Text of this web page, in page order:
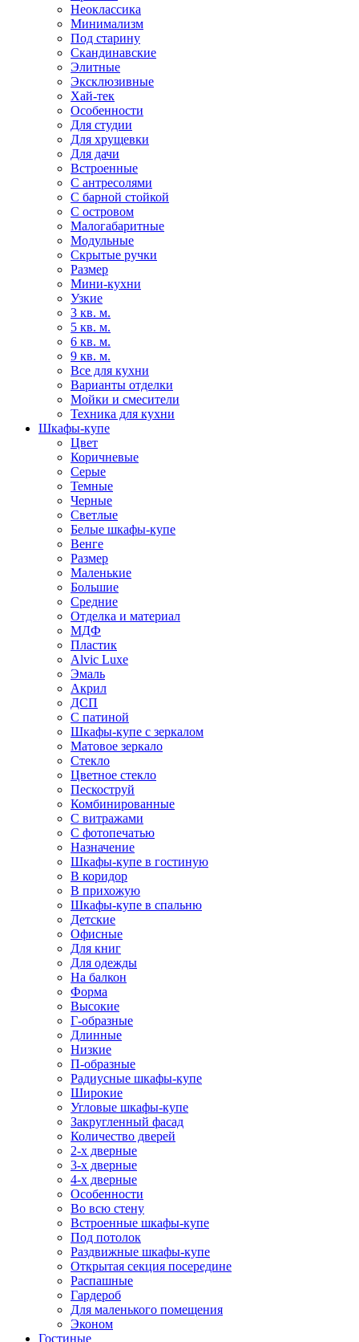
Неоклассика
Минимализм
Под старину
Скандинавские
Элитные
Эксклюзивные
Хай-тек
Особенности
Для студии
Для хрущевки
Для дачи
Встроенные
С антресолями
С барной стойкой
С островом
Малогабаритные
Модульные
Скрытые ручки
Размер
Мини-кухни
Узкие
3 кв. м.
5 кв. м.
6 кв. м.
9 кв. м.
Все для кухни
Варианты отделки
Мойки и смесители
Техника для кухни
Шкафы-купе
Цвет
Коричневые
Серые
Темные
Черные
Светлые
Белые шкафы-купе
Венге
Размер
Маленькие
Большие
Средние
Отделка и материал
МДФ
Пластик
Alvic Luxe
Эмаль
Акрил
ДСП
С патиной
Шкафы-купе с зеркалом
Матовое зеркало
Стекло
Цветное стекло
Пескоструй
Комбинированные
С витражами
С фотопечатью
Назначение
Шкафы-купе в гостиную
В коридор
В прихожую
Шкафы-купе в спальню
Детские
Офисные
Для книг
Для одежды
На балкон
Форма
Высокие
Г-образные
Длинные
Низкие
П-образные
Радиусные шкафы-купе
Широкие
Угловые шкафы-купе
Закругленный фасад
Количество дверей
2-х дверные
3-х дверные
4-х дверные
Особенности
Во всю стену
Встроенные шкафы-купе
Под потолок
Раздвижные шкафы-купе
Открытая секция посередине
Распашные
Гардероб
Для маленького помещения
Эконом
Гостиные